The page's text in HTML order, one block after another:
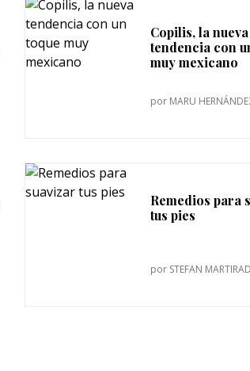
Copilis, la nueva
tendencia con
muy mexicano
por MARU
Remedios para
tus pies
por STEFAN